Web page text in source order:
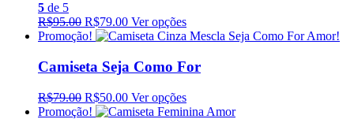
5 de 5
R$95.00 R$79.00 Ver opções
Promoção!
Camiseta Seja Como For
R$79.00 R$50.00 Ver opções
Promoção!